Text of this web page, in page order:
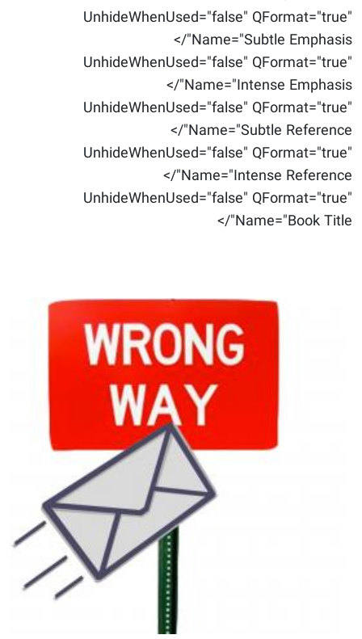
UnhideWhenUsed="false" QFormat="true"
Name="Subtle Emphasis"/>
UnhideWhenUsed="false" QFormat="true"
Name="Intense Emphasis"/>
UnhideWhenUsed="false" QFormat="true"
Name="Subtle Reference"/>
UnhideWhenUsed="false" QFormat="true"
Name="Intense Reference"/>
UnhideWhenUsed="false" QFormat="true"
Name="Book Title"/>